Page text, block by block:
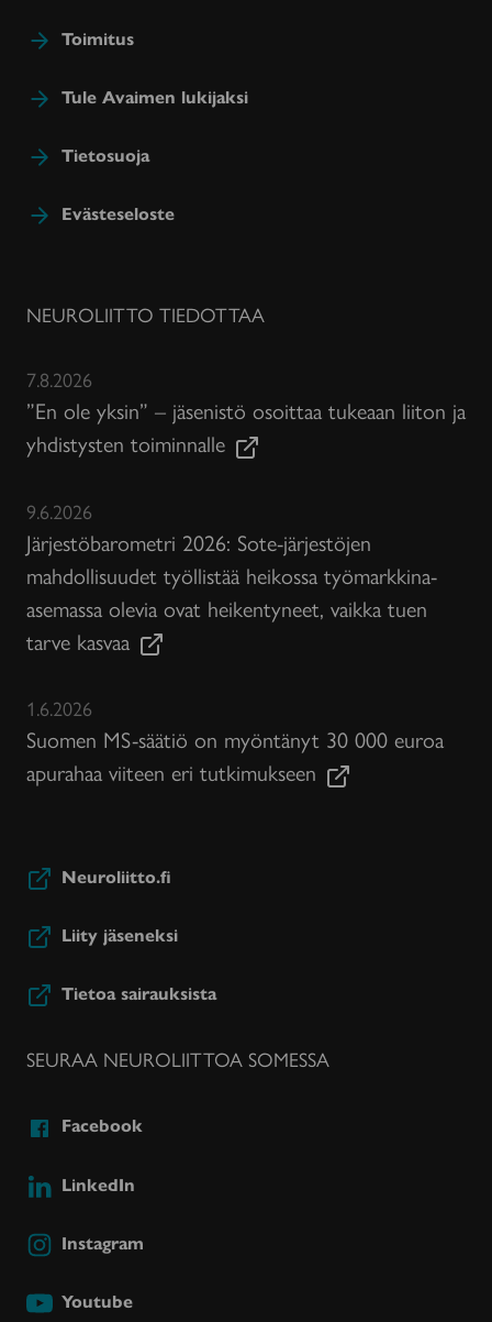
Toimitus
Tule Avaimen lukijaksi
Tietosuoja
Evästeseloste
NEUROLIITTO TIEDOTTAA
7.8.2026
”En ole yksin” – jäsenistö osoittaa tukeaan liiton ja
yhdistysten toiminnalle
9.6.2026
Järjestöbarometri 2026: Sote-järjestöjen
mahdollisuudet työllistää heikossa työmarkkina-
asemassa olevia ovat heikentyneet, vaikka tuen
tarve kasvaa
1.6.2026
Suomen MS-säätiö on myöntänyt 30 000 euroa
apurahaa viiteen eri tutkimukseen
Neuroliitto.fi
Liity jäseneksi
Tietoa sairauksista
SEURAA NEUROLIITTOA SOMESSA
Facebook
LinkedIn
Instagram
Youtube